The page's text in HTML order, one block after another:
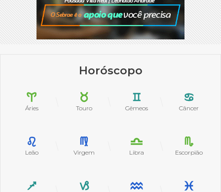
Horóscopo
Áries Touro Gêmeos Câncer
Leão Virgem Libra Escorpião